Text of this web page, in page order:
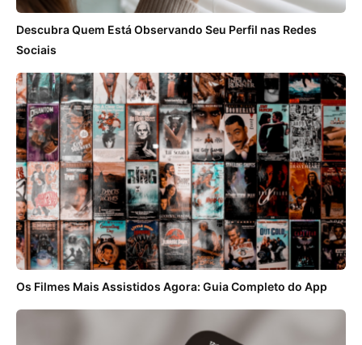
Descubra Quem Está Observando Seu Perfil nas Redes
Sociais
Os Filmes Mais Assistidos Agora: Guia Completo do App